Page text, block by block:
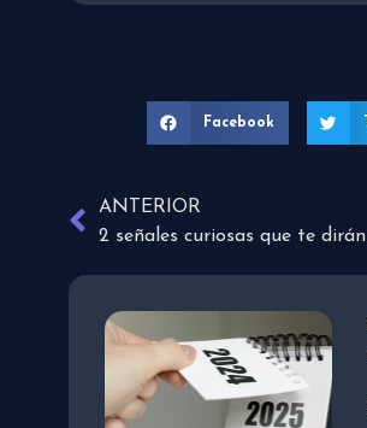
Facebook
ANTERIOR